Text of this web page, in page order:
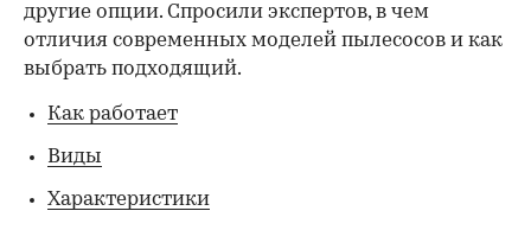
другие опции. Спросили экспертов, в чем
отличия современных моделей пылесосов и как
выбрать подходящий.
Как работает
Виды
Характеристики